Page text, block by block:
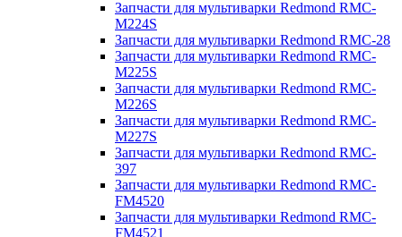
Запчасти для мультиварки Redmond RMC-
M224S
Запчасти для мультиварки Redmond RMC-28
Запчасти для мультиварки Redmond RMC-
M225S
Запчасти для мультиварки Redmond RMC-
M226S
Запчасти для мультиварки Redmond RMC-
M227S
Запчасти для мультиварки Redmond RMC-
397
Запчасти для мультиварки Redmond RMC-
FM4520
Запчасти для мультиварки Redmond RMC-
FM4521